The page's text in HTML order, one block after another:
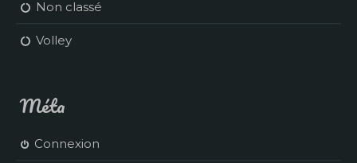
Non classé
Volley
Méta
Connexion